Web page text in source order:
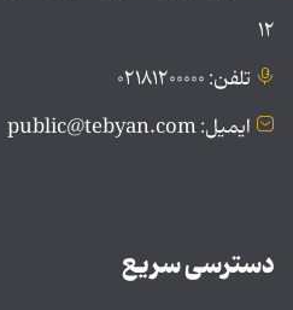
۱۲
تلفن: ۰۲۱۸۱۲۰۰۰۰۰
ایمیل: public@tebyan.com
دسترسی سریع